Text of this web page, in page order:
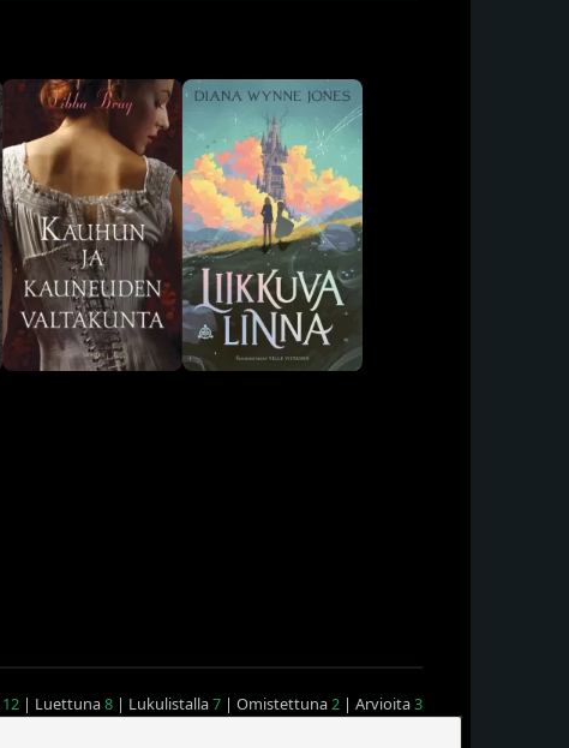
12 | Luettuna8 | Lukulistalla7 | Omistettuna2 | Arvioita3